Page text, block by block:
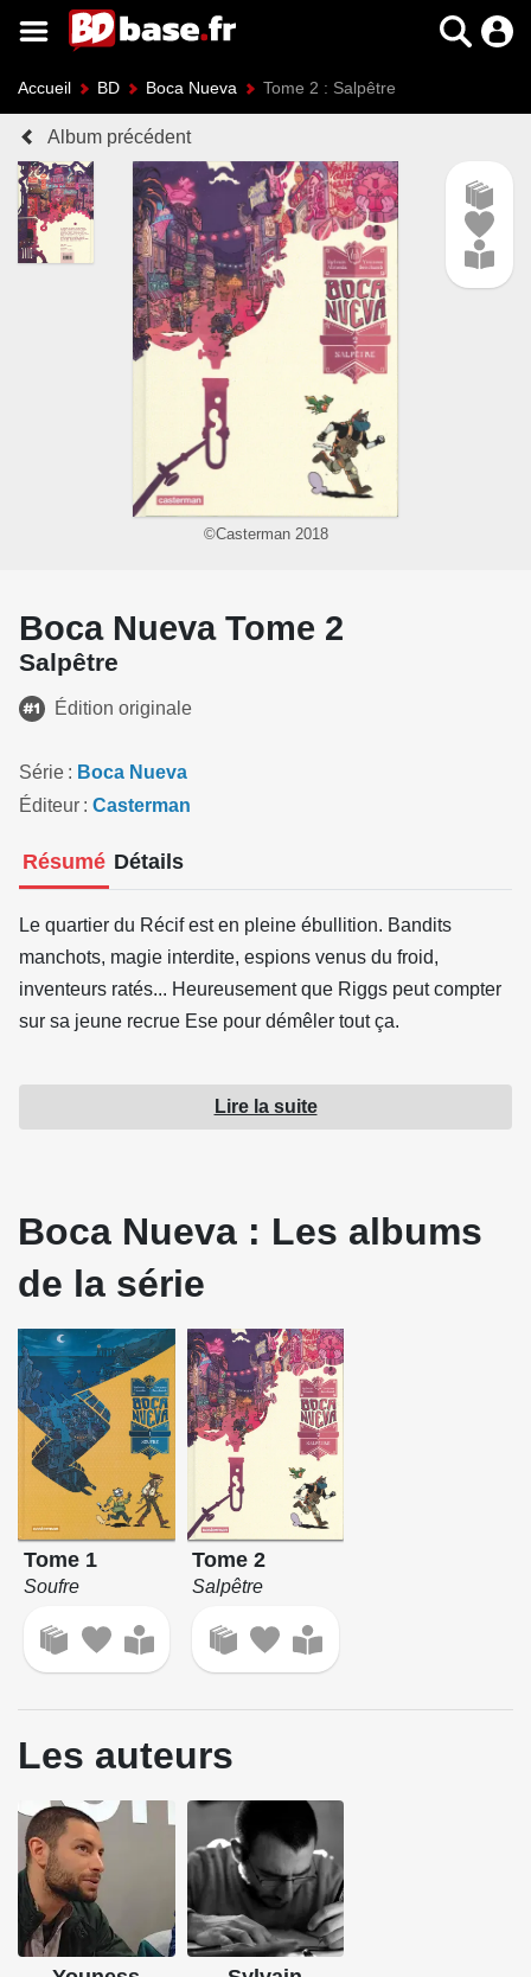
Accueil BD Boca Nueva Tome 2 : Salpêtre
Album précédent
©Casterman 2018
Boca Nueva Tome 2
Salpêtre
Édition originale
Série
Boca Nueva
Éditeur
Casterman
Résumé Détails
Le quartier du Récif est en pleine ébullition. Bandits
manchots, magie interdite, espions venus du froid,
inventeurs ratés... Heureusement que Riggs peut compter
sur sa jeune recrue Ese pour démêler tout ça.
Source : Casterman
Lire la suite
Boca Nueva : Les albums
de la série
Tome 1
Soufre
Tome 2
Salpêtre
Les auteurs